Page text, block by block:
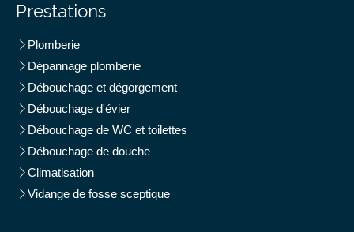
Prestations
Plomberie
Dépannage plomberie
Débouchage et dégorgement
Débouchage d'évier
Débouchage de WC et toilettes
Débouchage de douche
Climatisation
Vidange de fosse sceptique